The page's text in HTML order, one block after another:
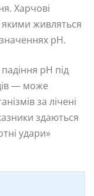
Харчові
живляться
pH.
pH під
— може
за лічені
здаються
удари»